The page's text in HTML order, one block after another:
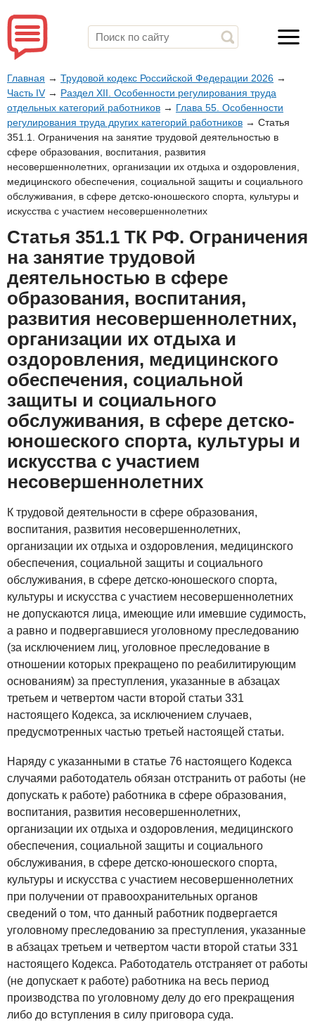
Главная → Трудовой кодекс Российской Федерации 2026 →
Часть IV→ Раздел XII. Особенности регулирования труда
отдельных категорий работников → Глава 55. Особенности
регулирования труда других категорий работников → Статья
351.1. Ограничения на занятие трудовой деятельностью в
сфере образования, воспитания, развития
несовершеннолетних, организации их отдыха и оздоровления,
медицинского обеспечения, социальной защиты и социального
обслуживания, в сфере детско-юношеского спорта, культуры и
искусства с участием несовершеннолетних
Статья 351.1 ТК РФ. Ограничения
на занятие трудовой
деятельностью в сфере
образования, воспитания,
развития несовершеннолетних,
организации их отдыха и
оздоровления, медицинского
обеспечения, социальной
защиты и социального
обслуживания, в сфере детско-
юношеского спорта, культуры и
искусства с участием
несовершеннолетних
К трудовой деятельности в сфере образования,
воспитания, развития несовершеннолетних,
организации их отдыха и оздоровления, медицинского
обеспечения, социальной защиты и социального
обслуживания, в сфере детско-юношеского спорта,
культуры и искусства с участием несовершеннолетних
не допускаются лица, имеющие или имевшие судимость,
а равно и подвергавшиеся уголовному преследованию
(за исключением лиц, уголовное преследование в
отношении которых прекращено по реабилитирующим
основаниям) за преступления, указанные в абзацах
третьем и четвертом части второй статьи 331
настоящего Кодекса, за исключением случаев,
предусмотренных частью третьей настоящей статьи.
Наряду с указанными в статье 76 настоящего Кодекса
случаями работодатель обязан отстранить от работы (не
допускать к работе) работника в сфере образования,
воспитания, развития несовершеннолетних,
организации их отдыха и оздоровления, медицинского
обеспечения, социальной защиты и социального
обслуживания, в сфере детско-юношеского спорта,
культуры и искусства с участием несовершеннолетних
при получении от правоохранительных органов
сведений о том, что данный работник подвергается
уголовному преследованию за преступления, указанные
в абзацах третьем и четвертом части второй статьи 331
настоящего Кодекса. Работодатель отстраняет от работы
(не допускает к работе) работника на весь период
производства по уголовному делу до его прекращения
либо до вступления в силу приговора суда.